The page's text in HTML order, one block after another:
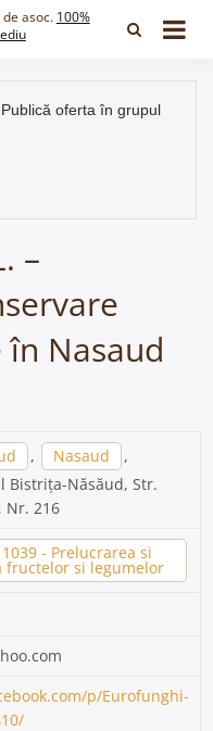
asoc. 100%
oferta în grupul
–
Nasaud
, Nasaud
,
Bistrița-Năsăud, Str.
Nr. 216
1039 - Prelucrarea si
fructelor si legumelor
p/Eurofunghi-